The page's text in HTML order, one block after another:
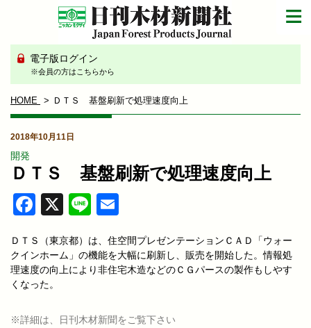
電子版ログイン
※会員の方はこちらから
HOME ＤＴＳ 基盤刷新で処理速度向上
2018年10月11日
開発
ＤＴＳ 基盤刷新で処理速度向上
Facebook
X Line
ＤＴＳ（東京都）は、住空間プレゼンテーションＣＡＤ「ウォー
クインホーム」の機能を大幅に刷新し、販売を開始した。情報処
理速度の向上により非住宅木造などのＣＧパースの製作もしやす
くなった。
※詳細は、日刊木材新聞をご覧下さい